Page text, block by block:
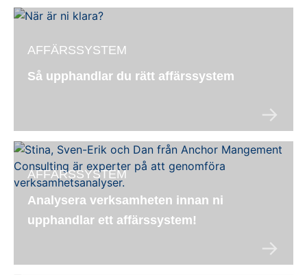
AFFÄRSSYSTEM
Så upphandlar du rätt affärssystem
AFFÄRSSYSTEM
Analysera verksamheten innan ni
upphandlar ett affärssystem!